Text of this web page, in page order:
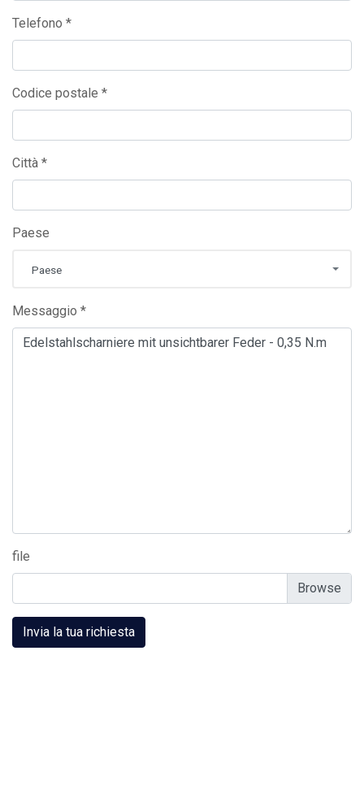
Telefono *
Codice postale *
Città *
Paese
Paese
Messaggio *
file
Invia la tua richiesta